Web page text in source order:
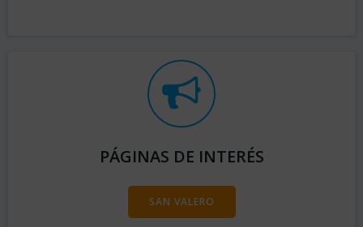
PÁGINAS DE INTERÉS
SAN VALERO